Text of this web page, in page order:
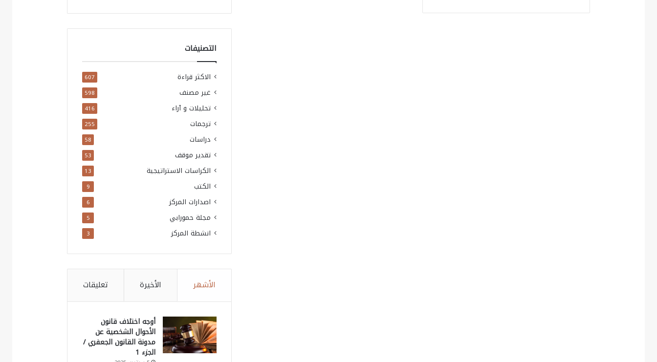
التصنيفات
الاكثر قراءة 607
غير مصنف 598
تحليلات و آراء 416
ترجمات 255
دراسات 58
تقدير موقف 53
الكراسات الاستراتيجية 13
الكتب 9
اصدارات المركز 6
مجلة حمورابي 5
انشطة المركز 3
الأشهر الأخيرة تعليقات
أوجه اختلاف قانون
الأحوال الشخصية عن
مدونة القانون الجعفري /
الجزء 1